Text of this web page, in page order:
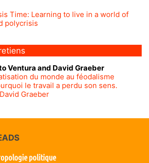
Time: Learning to live in a world of
polycrisis
Ventura and David Graeber
du monde au féodalisme
le travail a perdu son sens.
Graeber
politique